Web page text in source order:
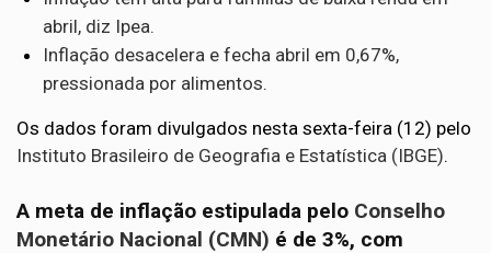
abril, diz Ipea.
Inflação desacelera e fecha abril em 0,67%,
pressionada por alimentos.
Os dados foram divulgados nesta sexta-feira (12) pelo
Instituto Brasileiro de Geografia e Estatística (IBGE).
A meta de inflação estipulada pelo Conselho
Monetário Nacional (CMN) é de 3%, com